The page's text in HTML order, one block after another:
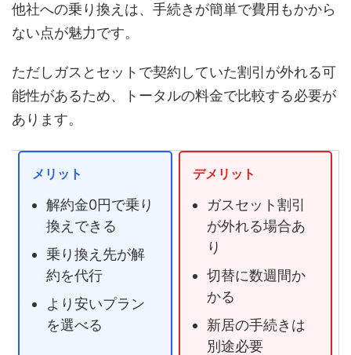
他社への乗り換えは、手続きが簡単で費用もかから
ない点が魅力です。
ただしガスとセットで契約していた割引が外れる可
能性があるため、トータルの料金で比較する必要が
あります。
メリット
解約金0円で乗り
換えできる
乗り換え先が解
約を代行
より安いプラン
を選べる
デメリット
ガスセット割引
が外れる場合あ
り
切替に数週間か
かる
新居の手続きは
別途必要